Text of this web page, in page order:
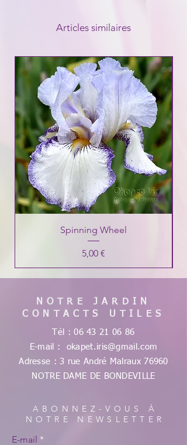
Articles similaires
Spinning Wheel
Prix
5,00 €
NOTRE JARDIN
CONTACTS UTILES
Tél :06 43 21 06 86
E-mail : okapet.iris@gmail.com
Adresse : 3 rue André Malraux 76960
NOTRE DAME DE BONDEVILLE
ABONNEZ-VOUS À
NOTRE NEWSLETTER
E-mail